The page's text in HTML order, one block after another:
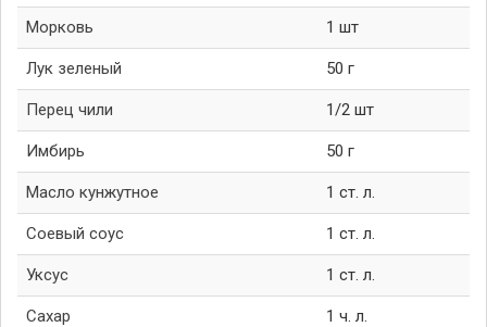
Морковь 1 шт
Лук зеленый 50 г
Перец чили 1/2 шт
Имбирь 50 г
Масло кунжутное 1 ст. л.
Соевый соус 1 ст. л.
Уксус 1 ст. л.
Сахар 1 ч. л.